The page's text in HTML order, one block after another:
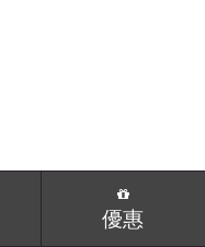
優惠